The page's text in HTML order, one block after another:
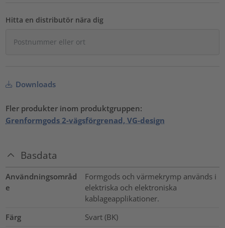
Hitta en distributör nära dig
Downloads
Fler produkter inom produktgruppen:
Grenformgods 2-vägsförgrenad, VG-design
Basdata
Användningsområd
e
Formgods och värmekrymp används i
elektriska och elektroniska
kablageapplikationer.
Färg
Svart (BK)